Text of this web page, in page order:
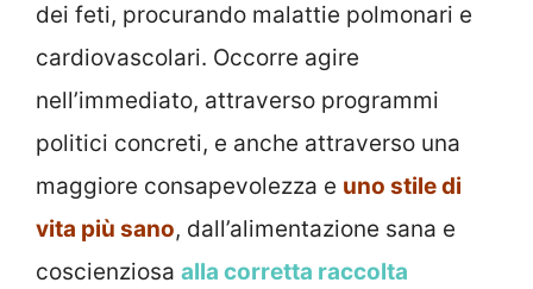
dei feti, procurando malattie polmonari e
cardiovascolari. Occorre agire
nell’immediato, attraverso programmi
politici concreti, e anche attraverso una
maggiore consapevolezza e uno stile di
vita più sano, dall’alimentazione sana e
coscienziosa alla corretta raccolta